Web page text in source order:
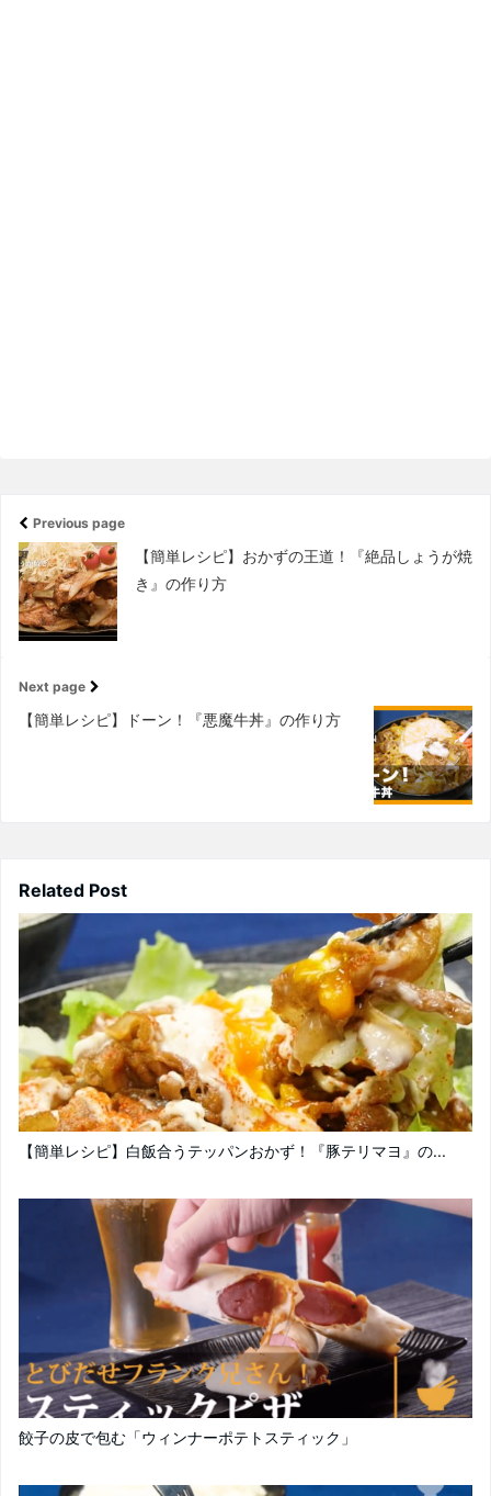
Previous page
【簡単レシピ】おかずの王道！『絶品しょうが焼
き』の作り方
Next page
【簡単レシピ】ドーン！『悪魔牛丼』の作り方
Related Post
【簡単レシピ】白飯合うテッパンおかず！『豚テリマヨ』の...
餃子の皮で包む「ウィンナーポテトスティック」